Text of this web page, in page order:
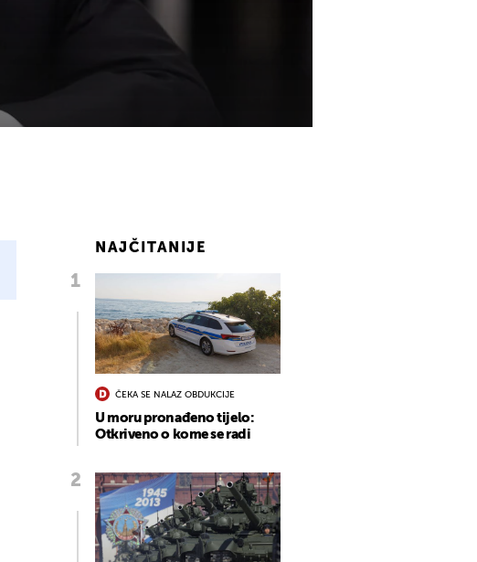
NAJČITANIJE
ČEKA SE NALAZ OBDUKCIJE
U moru pronađeno tijelo:
Otkriveno o kome se radi